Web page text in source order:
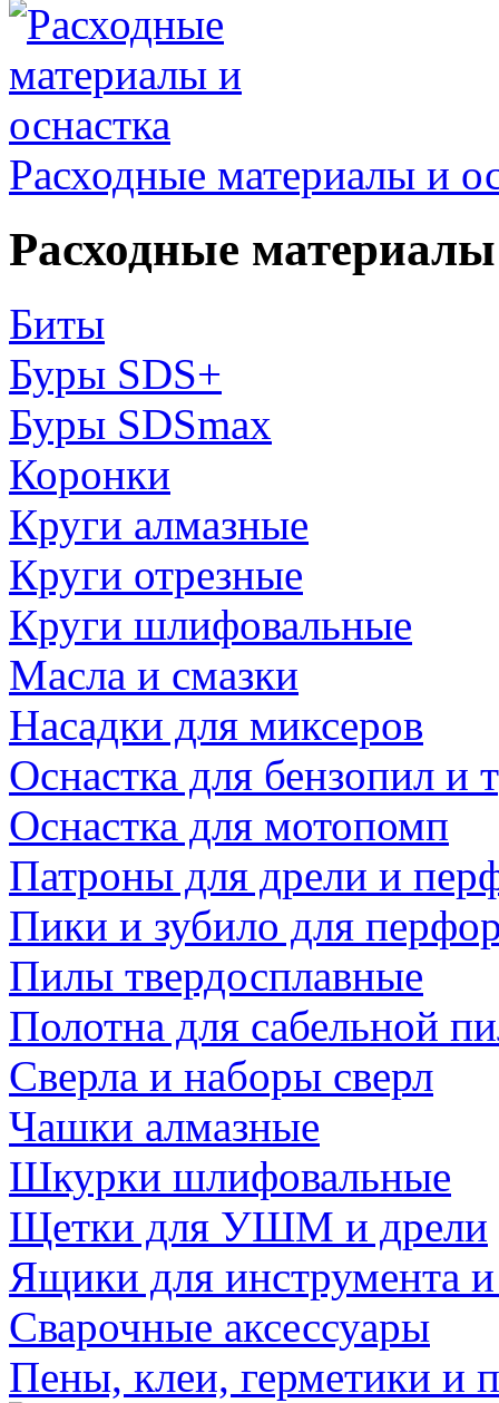
Расходные материалы и
Расходные
Биты
Буры SDS+
Буры SDSmax
Коронки
Круги алмазные
Круги отрезные
Круги шлифовальные
Масла и смазки
Насадки для миксеров
Оснастка для бензопил и
Оснастка для мотопомп
Патроны для дрели и
Пики и зубило для
Пилы твердосплавные
Полотна для сабельной
Сверла и наборы сверл
Чашки алмазные
Шкурки шлифовальные
Щетки для УШМ и дрели
Ящики для инструмента
Сварочные аксессуары
Пены, клеи, герметики и